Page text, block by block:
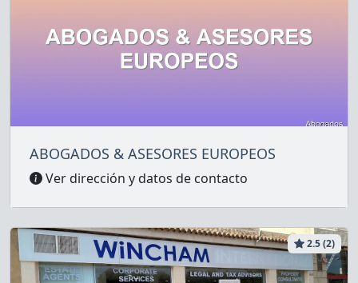
ABOGADOS & ASESORES EUROPEOS
Ver dirección y datos de contacto
2.5 (2)